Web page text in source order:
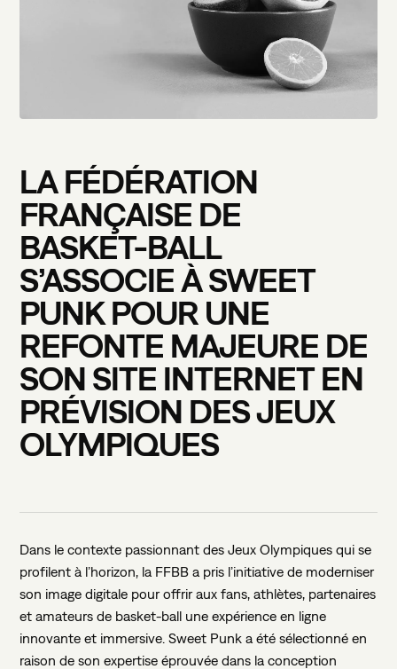
DARK MODE
LA FÉDÉRATION
FRANÇAISE DE
BASKET-BALL
S’ASSOCIEÀSWEET
PUNK POUR UNE
REFONTE MAJEURE DE
SON SITE INTERNET EN
PRÉVISION DESJEUX
OLYMPIQUES
Dans le contexte passionnant des Jeux Olympiques qui se
profilent à l’horizon, la FFBB a pris l’initiative de moderniser
son image digitale pour offrir aux fans, athlètes, partenaires
et amateurs de basket-ball une expérience en ligne
innovante et immersive. Sweet Punk a été sélectionné en
raison de son expertise éprouvée dans la conception